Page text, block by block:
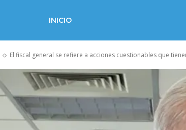
INICIO
El fiscal general se refiere a acciones cuestionables que